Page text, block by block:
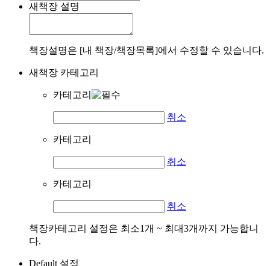
새책장 설명
책장설명은 [내 책장/책장목록]에서 수정할 수 있습니다.
새책장 카테고리
카테고리
취소
카테고리
취소
카테고리
취소
책장카테고리 설정은 최소1개 ~ 최대3개까지 가능합니
다.
Default 설정